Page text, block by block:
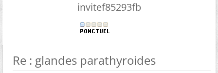
invitef85293fb
Re : glandes parathyroides